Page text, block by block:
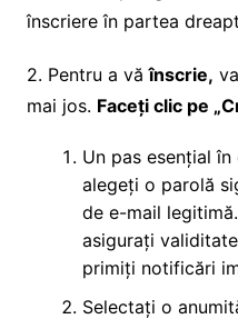
înscriere în partea
2. Pentru a văînscrie,
mai jos. Faceți clic pe
Un pas esențial
alegeți o parolă
de e-mail
asigurați
primiți notificări
Selectați o